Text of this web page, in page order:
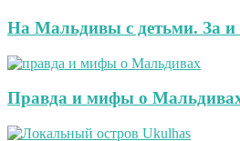
На Мальдивы с детьми. За и
Правда и мифы о